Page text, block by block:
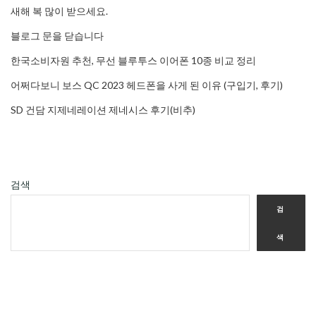
새해 복 많이 받으세요.
블로그 문을 닫습니다
한국소비자원 추천, 무선 블루투스 이어폰 10종 비교 정리
어쩌다보니 보스 QC 2023 헤드폰을 사게 된 이유 (구입기, 후기)
SD 건담 지제네레이션 제네시스 후기(비추)
검색
검
색